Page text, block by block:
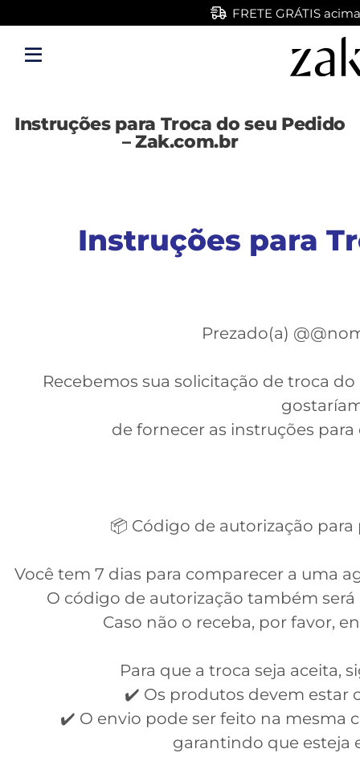
Entre com email
FRETE GRÁTIS
Instruções para Troca do seu Pedido
– Zak.com.br
Instruções para
Prezado(a)
Recebemos sua solicitação de troca
de fornecer as instruções
📦 Código de autorização
Você tem 7 dias para comparecer a uma
O código de autorização também
Caso não o receba, por favor,
Para que a troca seja aceita,
✔️ Os produtos devem estar
✔️ O envio pode ser feito na mesma
garantindo que esteja